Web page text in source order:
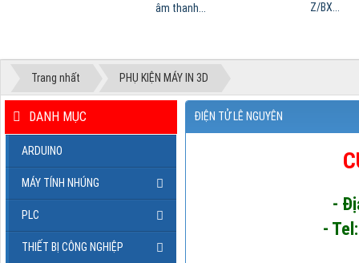
âm thanh...
Z/BX...
Trang nhất PHỤ KIỆN MÁY IN 3D
ĐIỆN TỬ LÊ NGUYÊN
-
-
DANH MỤC
ARDUINO
MÁY TÍNH NHÚNG
PLC
THIẾT BỊ CÔNG NGHIỆP